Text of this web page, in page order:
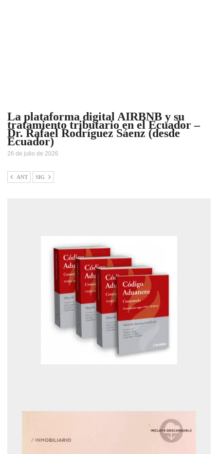
La plataforma digital AIRBNB y su
tratamiento tributario en el Ecuador –
Dr. Rafael Rodríguez Sáenz (desde
Ecuador)
26 de julio de 2026
ANT SIG